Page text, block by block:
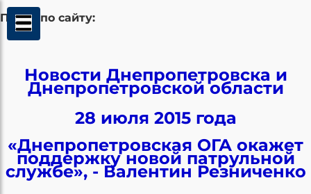
Поиск по сайту:
Новости Днепропетровска и
Днепропетровской области
28 июля 2015 года
«Днепропетровская ОГА окажет
поддержку новой патрульной
службе», - Валентин Резниченко